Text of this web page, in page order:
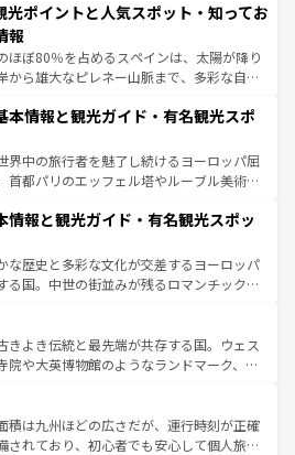
ナの美しい田園風景やアマルフィ海岸の絶
観も見逃せない。観光の合間には、本場の
ど、絶品のイタリア料理を堪能することも
めてから夜眠るまで、すべての瞬間を楽し
タリア情報はコンテンツ一覧を参照してほ
光ポイントと人気スポット・知ってお
報
ほぼ80％を占めるスペインは、太陽が降り
から雄大なピレネー山脈まで、多彩な自然
の国では、情熱的なフラメンコ、熱気あふ
て美味しいタパスが生活の一部となってい
ードの洗練された雰囲気や、バルセロナの
街角から、地方では古代ローマ遺跡や中世
って風土や気候が異なるスペインはその個
を参照してほしい。
本情報と観光ガイド・有名観光スポ
界中の旅行者を魅了し続けるヨーロッパ屈
首都パリのエッフェル塔やルーブル美術館
が詰まっている。華麗な宮殿、歴史的な大
ーチ、そして豊かな自然が、訪れる者を心
また、フランスは美食の国としても知ら
理はユネスコ無形文化遺産にも登録されて
ダー畑など、多彩な楽しみ方が可能だ。さ
の地域にも魅力が溢れており、どの街角に
文化が息づいている。パリ以外の個性あふ
い。
情報と観光ガイド・有名観光スポッ
な歴史と多彩な文化が交差するヨーロッパ
る国。中世の街並みが残るロマンチック街
は、どこを歩いても飽きることがない。ベ
活気、バイエルン州のアルプスの絶景、そ
いのワイン畑といった風景は必見。ビール
はぜひ体験してほしい。 なお、新着の
ンテンツ一覧を参照してほしい。
きよき伝統と最先端が共存する国。ウェス
院や大英博物館のようなランドマーク、歴
る魅力がある。また、優雅なアフタヌーン
好きにはたまらない英国パブ、サッカー観
からこそできる体験も豊富。イギリスを旅
積は九州ほどの広さだが、運行時刻が正確
されており、初心者でも安心して個人旅行